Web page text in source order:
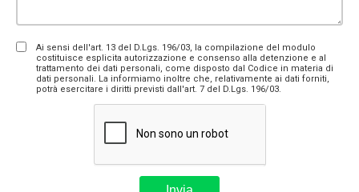
Ai sensi dell'art. 13 del D.Lgs. 196/03, la compilazione del modulo
costituisce esplicita autorizzazione e consenso alla detenzione e al
trattamento dei dati personali, come disposto dal Codice in materia di
dati personali. La informiamo inoltre che, relativamente ai dati forniti,
potrà esercitare i diritti previsti dall'art. 7 del D.Lgs. 196/03.